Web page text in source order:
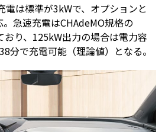
電は標準が3kWで、オプションと
急速充電はCHAdeMO規格の
り、125kW出力の場合は電力容
分で充電可能（理論値）となる。